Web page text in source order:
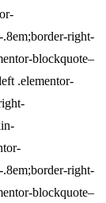
right-
blockquote–
.elementor-
right-
blockquote–